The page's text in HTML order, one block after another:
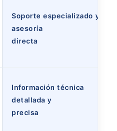
Soporte especializado y
asesoría
directa
Información técnica
detallada y
precisa